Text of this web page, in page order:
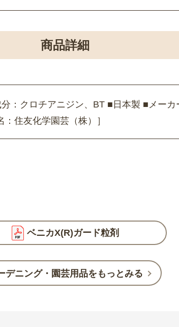
商品詳細
：クロチアニジン、BT ■日本製 ■メーカ
：住友化学園芸（株）］
ベニカX(R)ガード粒剤
デニング・園芸用品をもっとみる